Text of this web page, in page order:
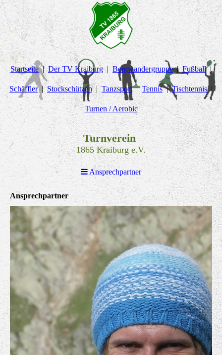
Startseite Der TV Kraiburg Bergwandergruppe Fußball
Schäffler Stockschützen Tanzsport Tennis Tischtennis
Turnen / Aerobic
Turnverein
1865 Kraiburg e.V.
Ansprechpartner
Ansprechpartner